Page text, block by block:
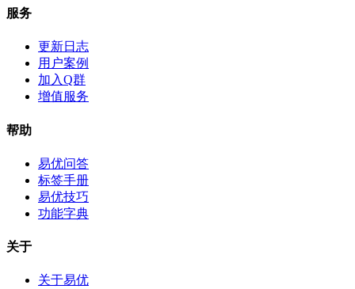
服务
更新日志
用户案例
加入Q群
增值服务
帮助
易优问答
标签手册
易优技巧
功能字典
关于
关于易优